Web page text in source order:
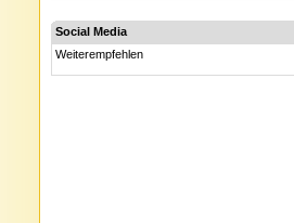
Social Media
Weiterempfehlen